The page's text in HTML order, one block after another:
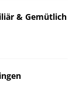
& Gemütlich